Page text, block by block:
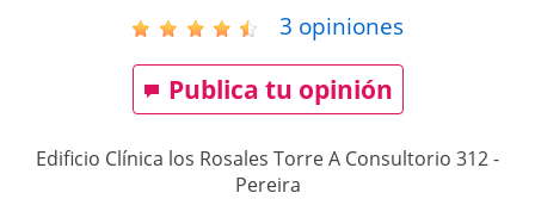
3 opiniones
Publica tu opinión
Edificio Clínica los Rosales Torre A Consultorio 312-
Pereira